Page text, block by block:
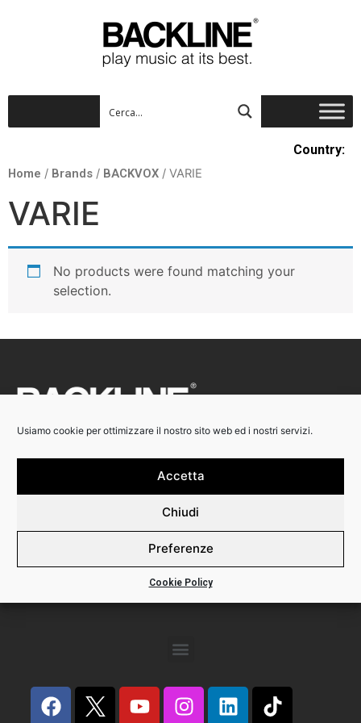
Usiamo cookie per ottimizzare il nostro sito web ed i nostri servizi.
Accetta
Chiudi
Preferenze
Cookie Policy
Country:
Home / Brands / BACKVOX / VARIE
VARIE
No products were found matching your
selection.
Via Calabria 3
Phone +39 02 82396445
P.I. 12491290156